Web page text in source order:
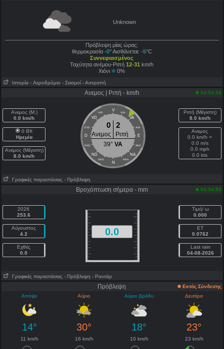
Unknown
Πρόβλεψη μίας ώρας:
θερμοκρασία -0° Αισθάνεται: -5°C
Συννεφιασμένος
Ταχύτητα ανέμου-Ριπή 12-31 km/h
Χιόνι
0%
Ιστορία - Aεροδρόμιο - Σεισμοί - Αστραπή
Ανεμος | Ριπή - km/h 04:54:58
Ανεμος (Μ.)
0.0 km/h
0 Bft
Ηρεμία
Ανεμος (Μέγιστη)
8.0 km/h
V
VVD VVA
VD VA
DVD AVA
D E
DND ANA
ND NA
NND NNA
N
0 2
Ανεμος
Ριπή
39° VA
Ριπή (Μέγιστη)
8.0 km/h
Ανεμος
0.0 km/h =
0.0 m/s
0.0 mph
0.0 kts
Γραφικές παραστάσεις - Πρόβλεψη
Βροχόπτωση σήμερα - mm 04:54:58
2026
253.6
Αύγουστος
4.2
Εχθές
0.0
0.0
Τιμή/ ω
0.000
ET
0.0762
Last rain
04-08-2026
Γραφικές παραστάσεις - Πρόβλεψη - Ραντάρ
Πρόβλεψη
Εκτός Σύνδεσης
Απόψε
Αύριο Αύριο βράδυ Δευτέρα
14° 30° 18° 23°
11 km/h 16 km/h 10 km/h 23 km/h